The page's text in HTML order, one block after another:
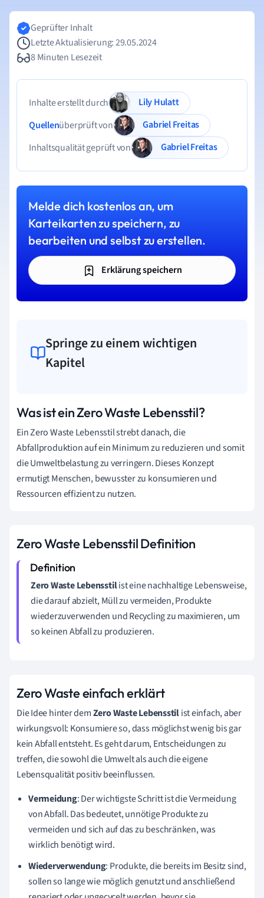
Geprüfter Inhalt
Letzte Aktualisierung: 29.05.2024
8 Minuten Lesezeit
Inhalte erstellt durch
Lily Hulatt
Quellenüberprüft von
Gabriel Freitas
Inhaltsqualität geprüft von
Gabriel Freitas
Melde dich kostenlos an, um
Karteikarten zu speichern, zu
bearbeiten und selbst zu erstellen.
Erklärung speichern
Springe zu einem wichtigen
Kapitel
Was ist ein Zero Waste Lebensstil?
Ein Zero Waste Lebensstil strebt danach, die
Abfallproduktion auf ein Minimum zu reduzieren und somit
die Umweltbelastung zu verringern. Dieses Konzept
ermutigt Menschen, bewusster zu konsumieren und
Ressourcen effizient zu nutzen.
Zero Waste Lebensstil Definition
Zero Waste Lebensstilist eine nachhaltige Lebensweise,
die darauf abzielt, Müll zu vermeiden, Produkte
wiederzuverwenden und Recycling zu maximieren, um
so keinen Abfall zu produzieren.
Zero Waste einfach erklärt
Die Idee hinter demZero Waste Lebensstilist einfach, aber
wirkungsvoll: Konsumiere so, dass möglichst wenig bis gar
kein Abfall entsteht. Es geht darum, Entscheidungen zu
treffen, die sowohl die Umwelt als auch die eigene
Lebensqualität positiv beeinflussen.
Vermeidung: Der wichtigste Schritt ist die Vermeidung
von Abfall. Das bedeutet, unnötige Produkte zu
vermeiden und sich auf das zu beschränken, was
wirklich benötigt wird.
Wiederverwendung: Produkte, die bereits im Besitz sind,
sollen so lange wie möglich genutzt und anschließend